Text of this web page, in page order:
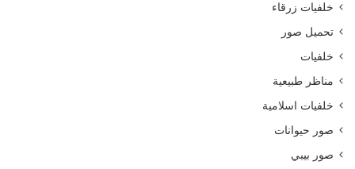
خلفيات زرقاء
تحميل صور
خلفيات
مناظر طبيعية
خلفيات اسلامية
صور حيوانات
صور بيبي